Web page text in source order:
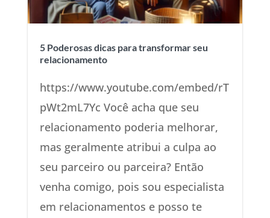
5 Poderosas dicas para transformar seu
relacionamento
https://www.youtube.com/embed/rT
pWt2mL7Yc Você acha que seu
relacionamento poderia melhorar,
mas geralmente atribui a culpa ao
seu parceiro ou parceira? Então
venha comigo, pois sou especialista
em relacionamentos e posso te